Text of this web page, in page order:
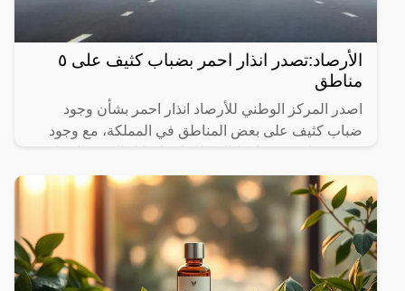
الأرصاد:تصدر انذار احمر بضباب كثيف على ٥
مناطق
اصدر المركز الوطني للأرصاد انذار احمر بشأن وجود
ضباب كثيف على بعض المناطق في المملكة، مع وجود
على بعض